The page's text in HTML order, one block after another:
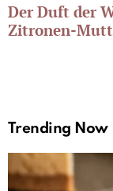
Der Duft der
Zitronen-
Trending Now